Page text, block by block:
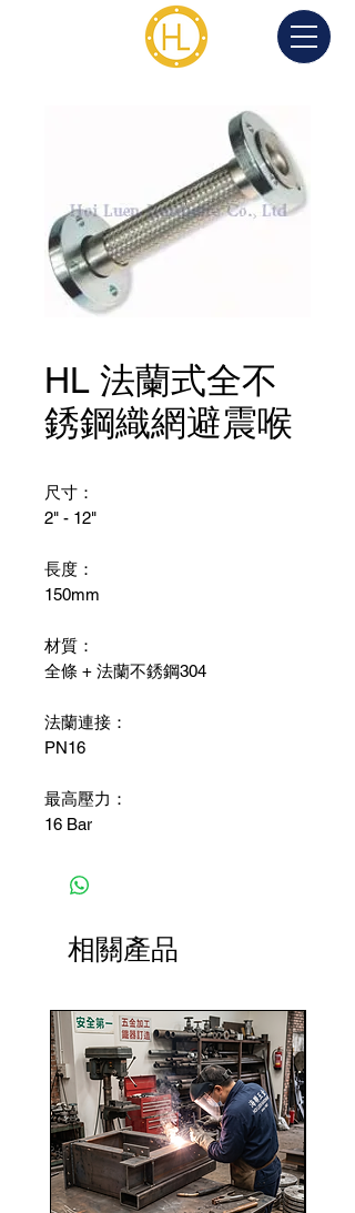
HL 法蘭式全不
銹鋼織網避震喉
尺寸：
2" - 12"
長度：
150mm
材質：
全條 + 法蘭不銹鋼304
法蘭連接：
PN16
最高壓力：
16 Bar
相關產品